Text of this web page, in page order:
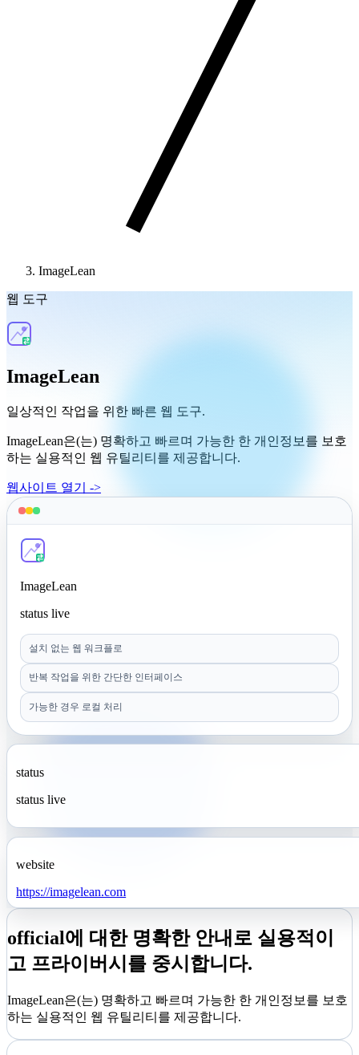
ImageLean
웹 도구
ImageLean
일상적인 작업을 위한 빠른 웹 도구.
ImageLean은(는) 명확하고 빠르며 가능한 한 개인정보를 보호
하는 실용적인 웹 유틸리티를 제공합니다.
웹사이트 열기 ->
ImageLean
status live
설치 없는 웹 워크플로
반복 작업을 위한 간단한 인터페이스
가능한 경우 로컬 처리
status
status live
website
https://imagelean.com
official에 대한 명확한 안내로 실용적이
고 프라이버시를 중시합니다.
ImageLean은(는) 명확하고 빠르며 가능한 한 개인정보를 보호
하는 실용적인 웹 유틸리티를 제공합니다.